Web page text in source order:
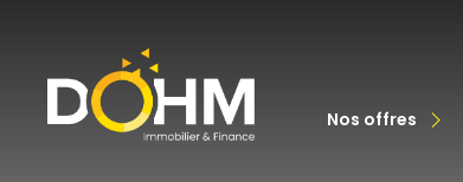
nos offres
acheter